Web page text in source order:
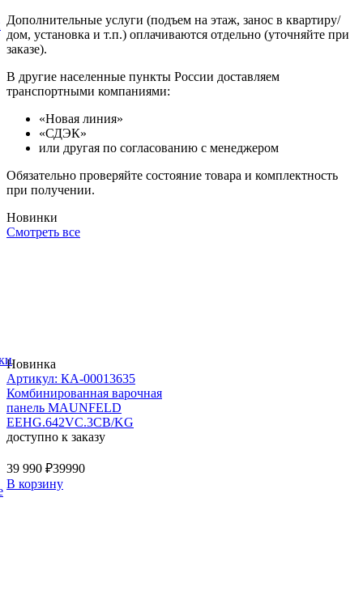
Дополнительные услуги (подъем на этаж, занос в квартиру/
дом, установка и т.п.) оплачиваются отдельно (уточняйте при
заказе).
В другие населенные пункты России доставляем
транспортными компаниями:
«Новая линия»
«СДЭК»
или другая по согласованию с менеджером
Обязательно проверяйте состояние товара и комплектность
при получении.
Новинки
Смотреть все
Новинка
Артикул: КА-00013635
Комбинированная варочная
панель MAUNFELD
EEHG.642VC.3CB/KG
доступно к заказу
39 990 ₽39990
В корзину